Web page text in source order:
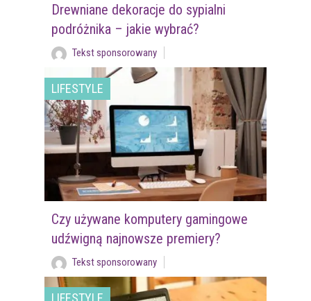
Drewniane dekoracje do sypialni
podróżnika – jakie wybrać?
Tekst sponsorowany
LIFESTYLE
Czy używane komputery gamingowe
udźwigną najnowsze premiery?
Tekst sponsorowany
LIFESTYLE